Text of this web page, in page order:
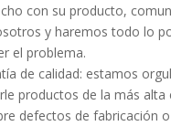
con su producto,
y haremos todo lo
el problema.
de calidad: estamos
productos de la más alta
defectos de fabricación o